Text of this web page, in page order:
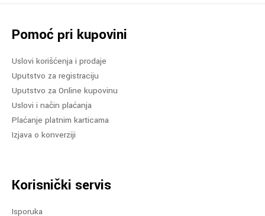
Pomoć pri kupovini
Uslovi korišćenja i prodaje
Uputstvo za registraciju
Uputstvo za Online kupovinu
Uslovi i način plaćanja
Plaćanje platnim karticama
Izjava o konverziji
Korisnički servis
Isporuka